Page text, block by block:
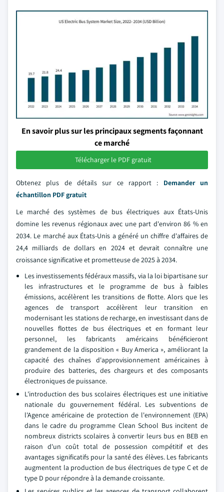
En savoir plus sur les principaux segments façonnant
ce marché
Télécharger le PDF gratuit
Obtenez plus de détails sur ce rapport : Demander un
échantillon PDF gratuit
Le marché des systèmes de bus électriques aux États-Unis
domine les revenus régionaux avec une part d'environ 86 % en
2034. Le marché aux États-Unis a généré un chiffre d'affaires de
24,4 milliards de dollars en 2024 et devrait connaître une
croissance significative et prometteuse de 2025 à 2034.
Les investissements fédéraux massifs, via la loi bipartisane sur
les infrastructures et le programme de bus à faibles
émissions, accélèrent les transitions de flotte. Alors que les
agences de transport accélèrent leur transition en
modernisant les stations de recharge, en investissant dans de
nouvelles flottes de bus électriques et en formant leur
personnel, les fabricants américains bénéficieront
grandement de la disposition « Buy America », améliorant la
capacité des chaînes d'approvisionnement américaines à
produire des batteries, des chargeurs et des composants
électroniques de puissance.
L'introduction des bus scolaires électriques est une initiative
nationale du gouvernement fédéral. Les subventions de
l'Agence américaine de protection de l'environnement (EPA)
dans le cadre du programme Clean School Bus incitent de
nombreux districts scolaires à convertir leurs bus en BEB en
raison d'un coût total de possession compétitif et des
avantages significatifs pour la santé des élèves. Les fabricants
augmentent la production de bus électriques de type C et de
type D pour répondre à la demande croissante.